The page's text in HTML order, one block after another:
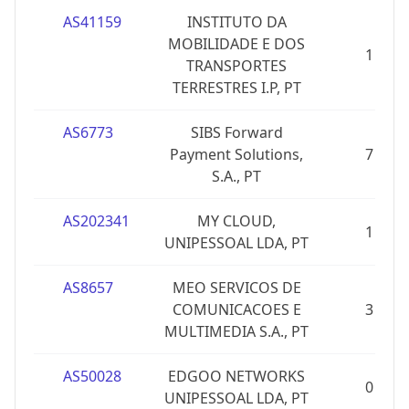
AS41159
INSTITUTO DA
MOBILIDADE E DOS
TRANSPORTES
TERRESTRES I.P, PT
1
AS6773
SIBS Forward
Payment Solutions,
S.A., PT
7
AS202341
MY CLOUD,
UNIPESSOAL LDA, PT
1
AS8657
MEO SERVICOS DE
COMUNICACOES E
MULTIMEDIA S.A., PT
3
AS50028
EDGOO NETWORKS
UNIPESSOAL LDA, PT
0